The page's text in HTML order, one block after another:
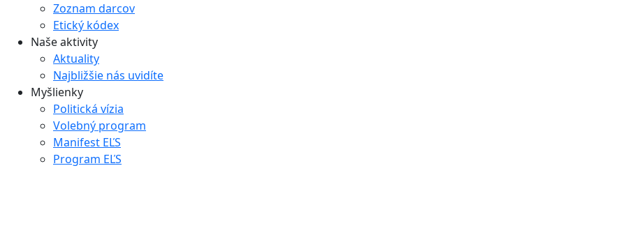
Zoznam darcov
Etický kódex
Naše aktivity
Aktuality
Najbližšie nás uvidíte
Myšlienky
Politická vízia
Volebný program
Manifest EĽS
Program EĽS